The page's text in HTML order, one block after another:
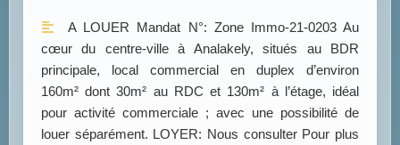
A LOUER Mandat N°: Zone Immo-21-0203 Au
cœur du centre-ville à Analakely, situés au BDR
principale, local commercial en duplex d’environ
160m² dont 30m² au RDC et 130m² à l’étage, idéal
pour activité commerciale ; avec une possibilité de
louer séparément. LOYER: Nous consulter Pour plus